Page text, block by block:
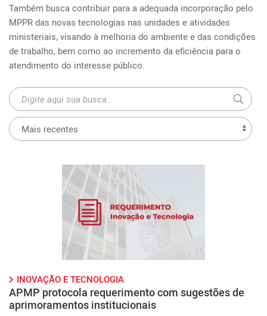
Também busca contribuir para a adequada incorporação pelo
MPPR das novas tecnologias nas unidades e atividades
ministeriais, visando à melhoria do ambiente e das condições
de trabalho, bem como ao incremento da eficiência para o
atendimento do interesse público.
INOVAÇÃO E TECNOLOGIA
APMP protocola requerimento com sugestões de
aprimoramentos institucionais